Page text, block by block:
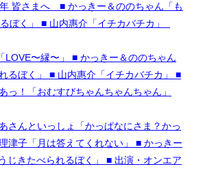
皆さまへ ■ かっきー＆ののちゃん「も
ぼく」 ■ 山内惠介「イチカバチカ」
LOVE〜縁〜」 ■ かっきー＆ののちゃん
るぼく」 ■ 山内惠介「イチカバチカ」 ■
っ！「おむすびちゃんちゃんちゃん」
さんといっしょ「かっぱなにさま？かっ
津子「月は答えてくれない」 ■ かっきー
じきたべられるぼく」 ■ 出演・オンエア